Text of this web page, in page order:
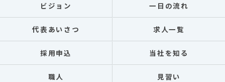
ビジョン 一日の流れ
代表あいさつ 求人一覧
採用申込 当社を知る
職人 見習い